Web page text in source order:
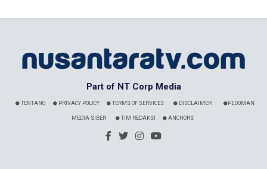
Part of NT Corp Media
TENTANG PRIVACY POLICY TERMS OF SERVICES DISCLAIMER PEDOMAN
MEDIA SIBER TIM REDAKSI ANCHORS